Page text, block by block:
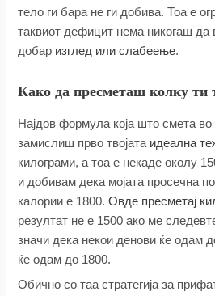
тело ги бара не ги добива. Тоа е
таквиот дефицит нема никогаш да
добар изглед или слабеење.
Како да пресметаш колку ти
Најдов формула која што смета
замислиш прво твојата идеална
килограми, а тоа е некаде околу
и добивам дека мојата просечна
калории е 1800.Овде пресметај
резултат не е 1500 ако ме
значи дека некои денови ќе одам
ќе одам до 1800.
Обично со таа стратегија за